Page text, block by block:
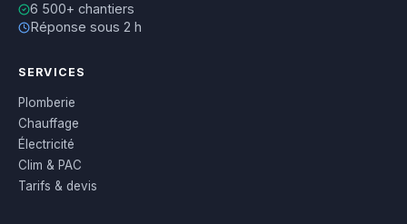
6 500+ chantiers
Réponse sous 2 h
SERVICES
Plomberie
Chauffage
Électricité
Clim & PAC
Tarifs & devis